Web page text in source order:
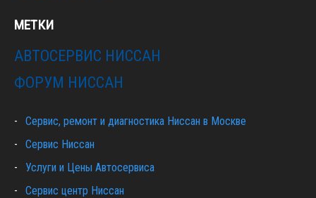
МЕТКИ
АВТОСЕРВИС НИССАН
ФОРУМ НИССАН
Сервис, ремонт и диагностика Ниссан в Москве
Сервис Ниссан
Услуги и Цены Автосервиса
Сервис центр Ниссан